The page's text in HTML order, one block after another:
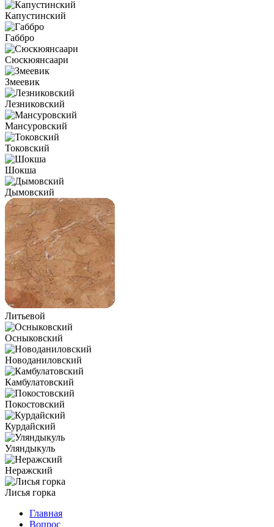
Капустинский
Габбро
Сюскюянсаари
Змеевик
Лезниковский
Мансуровский
Токовский
Шокша
Дымовский
Литьевой
Осныковский
Новоданиловский
Камбулатовский
Покостовский
Курдайский
Уляндыкуль
Неражский
Лисья горка
Главная
Вопрос